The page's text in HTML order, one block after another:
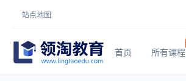
站点地图
首页 所有课程